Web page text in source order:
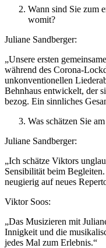
Wann sind Sie zum
womit?
Juliane Sandberger:
„Unsere ersten
während des Corona-
unkonventionellen
Behnhaus entwickelt, der
bezog. Ein sinnliches
Was schätzen Sie
Juliane Sandberger:
„Ich schätze Viktors
Sensibilität beim
neugierig auf neues
Viktor Soos:
„Das Musizieren mit
Innigkeit und die
jedes Mal zum Erlebnis.“